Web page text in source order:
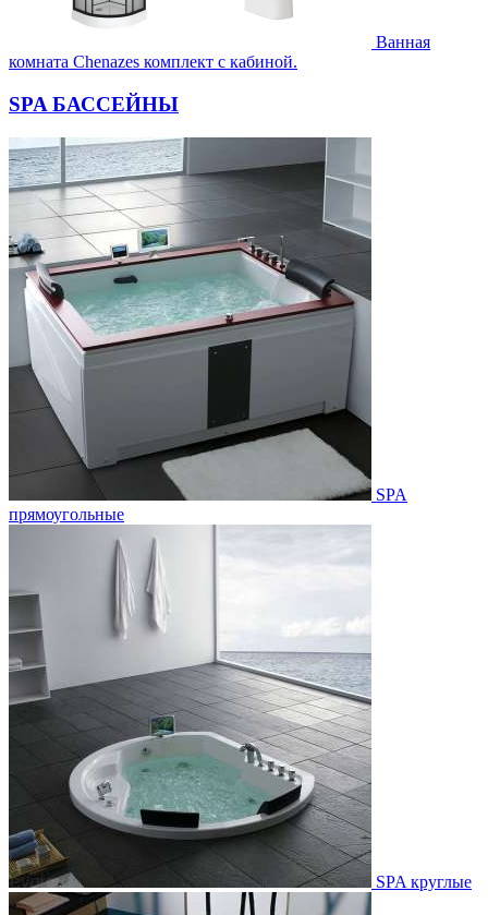
Ванная
комната Chenazes комплект с кабиной.
SPA БАССЕЙНЫ
SPA
прямоугольные
SPA круглые